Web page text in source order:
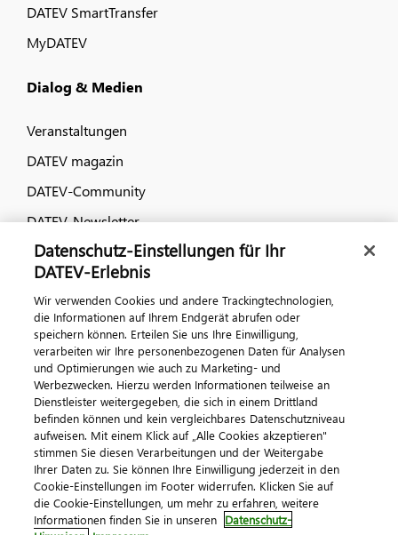
DATEV SmartTransfer
MyDATEV
Dialog & Medien
Veranstaltungen
DATEV magazin
DATEV-Community
DATEV-Newsletter
Kontaktieren Sie uns
© 2026 DATEV eG
ImpressumDatenschutzAGB Kontakt
Cookie-Einstellungen
Datenschutz-Einstellungen für Ihr
DATEV-Erlebnis
Wir verwenden Cookies und andere Trackingtechnologien,
die Informationen auf Ihrem Endgerät abrufen oder
speichern können. Erteilen Sie uns Ihre Einwilligung,
verarbeiten wir Ihre personenbezogenen Daten für Analysen
und Optimierungen wie auch zu Marketing- und
Werbezwecken. Hierzu werden Informationen teilweise an
Dienstleister weitergegeben, die sich in einem Drittland
befinden können und kein vergleichbares Datenschutzniveau
aufweisen. Mit einem Klick auf „Alle Cookies akzeptieren"
stimmen Sie diesen Verarbeitungen und der Weitergabe
Ihrer Daten zu. Sie können Ihre Einwilligung jederzeit in den
Cookie-Einstellungen im Footer widerrufen. Klicken Sie auf
die Cookie-Einstellungen, um mehr zu erfahren, weitere
Informationen finden Sie in unseren Datenschutz-